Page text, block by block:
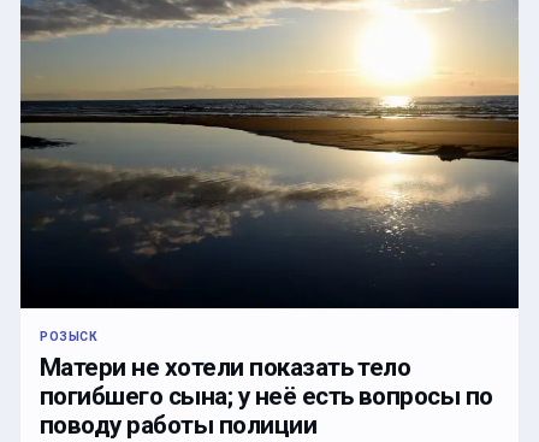
РОЗЫСК
Матери не хотели показать тело
погибшего сына; у неё есть вопросы по
поводу работы полиции